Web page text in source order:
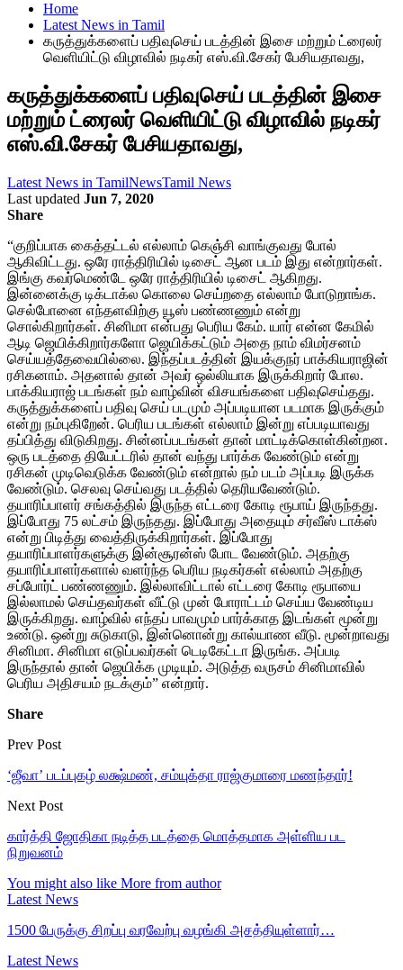
Home
Latest News in Tamil
கருத்துக்களைப் பதிவுசெய் படத்தின் இசை மற்றும் ட்ரைலர்
வெளியிட்டு விழாவில் நடிகர் எஸ்.வி.சேகர் பேசியதாவது,
கருத்துக்களைப் பதிவுசெய் படத்தின் இசை
மற்றும் ட்ரைலர் வெளியிட்டு விழாவில் நடிகர்
எஸ்.வி.சேகர் பேசியதாவது,
Latest News in TamilNewsTamil News
Last updated Jun 7, 2020
Share
“குறிப்பாக கைத்தட்டல் எல்லாம் கெஞ்சி வாங்குவது போல்
ஆகிவிட்டது. ஒரே ராத்திரியில் டிசைட் ஆன படம் இது என்றார்கள்.
இங்கு கவர்மெண்டே ஒரே ராத்திரியில் டிசைட் ஆகிறது.
இன்னைக்கு டிக்டாக்ல கொலை செய்றதை எல்லாம் போடுறாங்க.
செல்போனை எந்தளவிற்கு யூஸ் பண்ணணும் என்று
சொல்கிறார்கள். சினிமா என்பது பெரிய கேம். யார் என்ன கேமில்
ஆடி ஜெயிக்கிறார்களோ ஜெயிக்கட்டும் அதை நாம் விமர்சனம்
செய்யத்தேவையில்லை. இந்தப்படத்தின் இயக்குநர் பாக்கியராஜின்
ரசிகனாம். அதனால் தான் அவர் ஒல்லியாக இருக்கிறார் போல.
பாக்கியராஜ் படங்கள் நம் வாழ்வின் விசயங்களை பதிவுசெய்தது.
கருத்துக்களைப் பதிவு செய் படமும் அப்படியான படமாக இருக்கும்
என்று நம்புகிறேன். பெரிய படங்கள் எல்லாம் இன்று எப்படியாவது
தப்பித்து விடுகிறது. சின்னப்படங்கள் தான் மாட்டிக்கொள்கின்றன.
ஒரு படத்தை தியேட்டரில் தான் வந்து பார்க்க வேண்டும் என்று
ரசிகன் முடிவெடுக்க வேண்டும் என்றால் நம் படம் அப்படி இருக்க
வேண்டும். செலவு செய்வது படத்தில் தெரியவேண்டும்.
தயாரிப்பாளர் சங்கத்தில் இருந்த எட்டரை கோடி ரூபாய் இருந்தது.
இப்போது 75 லட்சம் இருந்தது. இப்போது அதையும் சர்வீஸ் டாக்ஸ்
என்று பிடித்து வைத்திருக்கிறார்கள். இப்போது
தயாரிப்பாளர்களுக்கு இன்சூரன்ஸ் போட வேண்டும். அதற்கு
தயாரிப்பாளர்களால் வளர்ந்த பெரிய நடிகர்கள் எல்லாம் அதற்கு
சப்போர்ட் பண்ணணும். இல்லாவிட்டால் எட்டரை கோடி ரூபாயை
இல்லாமல் செய்தவர்கள் வீட்டு முன் போராட்டம் செய்ய வேண்டிய
இருக்கிறது. வாழ்வில் எந்தப் பாவமும் பார்க்காத இடங்கள் மூன்று
உண்டு. ஒன்று சுடுகாடு, இன்னொன்று கால்யாண வீடு. மூன்றாவது
சினிமா. சினிமா எடுப்பவர்கள் டெடிகேட்டா இருங்க. அப்படி
இருந்தால் தான் ஜெயிக்க முடியும். அடுத்த வருசம் சினிமாவில்
பெரிய அதிசயம் நடக்கும்” என்றார்.
Share
Prev Post
‘ஜீவா’ படப்புகழ் லக்ஷ்மண், சம்யுக்தா ராஜ்குமாரை மணந்தார்!
Next Post
கார்த்தி ஜோதிகா நடித்த படத்தை மொத்தமாக அள்ளிய பட
நிறுவனம்
You might also like More from author
Latest News
1500 பேருக்கு சிறப்பு வரவேற்பு வழங்கி அசத்தியுள்ளார்…
Latest News